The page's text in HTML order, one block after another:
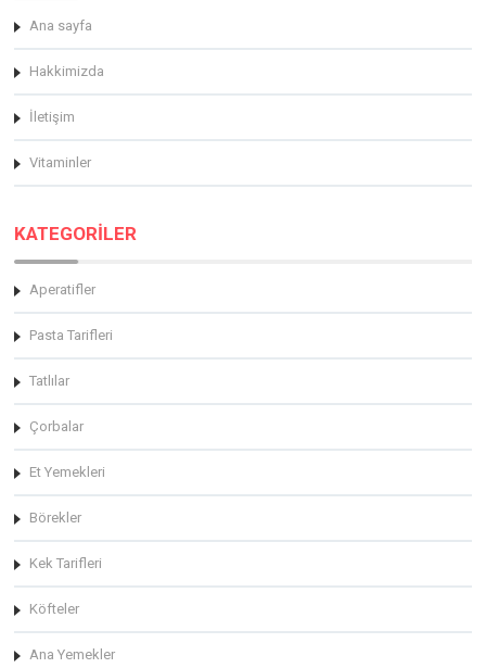
Ana sayfa
Hakkimizda
İletişim
Vitaminler
KATEGORİLER
Aperatifler
Pasta Tarifleri
Tatlılar
Çorbalar
Et Yemekleri
Börekler
Kek Tarifleri
Köfteler
Ana Yemekler